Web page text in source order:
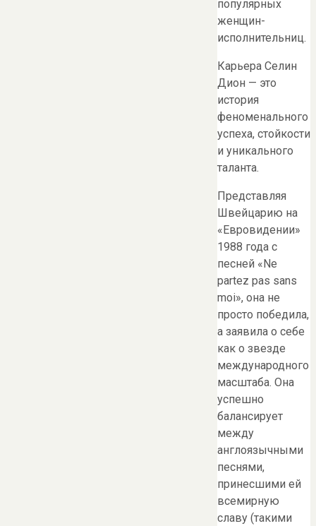
популярных
женщин-
исполнительниц.
Карьера Селин
Дион — это
история
феноменального
успеха, стойкости
и уникального
таланта.
Представляя
Швейцарию на
«Евровидении»
1988 года с
песней «Ne
partez pas sans
moi», она не
просто победила,
а заявила о себе
как о звезде
международного
масштаба. Она
успешно
балансирует
между
англоязычными
песнями,
принесшими ей
всемирную
славу (такими